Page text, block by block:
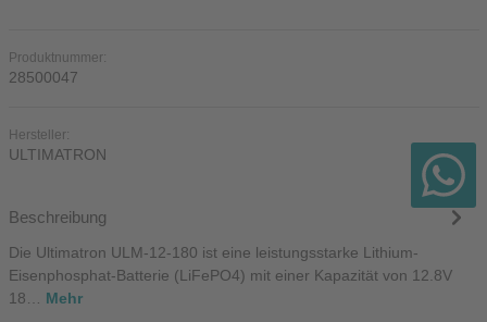
Produktnummer:
28500047
Hersteller:
ULTIMATRON
Beschreibung
Die Ultimatron ULM-12-180 ist eine leistungsstarke Lithium-
Eisenphosphat-Batterie (LiFePO4) mit einer Kapazität von 12.8V
18… Mehr